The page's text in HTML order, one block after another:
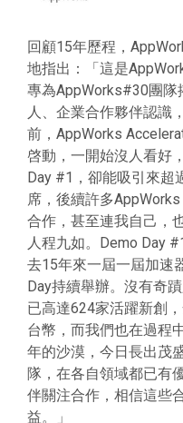
回顧15年歷程，
地指出：「這是
專為AppWorks#30團隊
人、企業合作夥伴認識
前，AppWorks
啓動，一開始沒人看好
Day #1，卻能吸引來超
席，後續許多
合作，甚至連我自己，
人程九如。Demo Day
去15年來一屆一屆加速
Day持續舉辦。沒有奇
已高達624家活躍新創
台幣，而我們也在過程
年的沙漠，今日長出茂
隊，在各自領域都已有
伴關注合作，相信這些
益。」